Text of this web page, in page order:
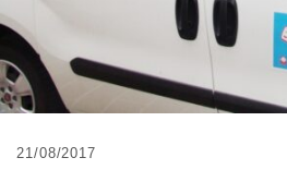
21/08/2017